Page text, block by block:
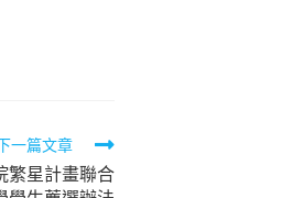
一篇文章
繁星計畫聯合